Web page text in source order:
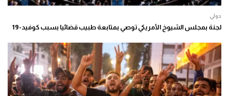
دولي
لجنة بمجلس الشيوخ الأمريكي توصي بمتابعة طبيب قضائيا بسبب كوفيد-19